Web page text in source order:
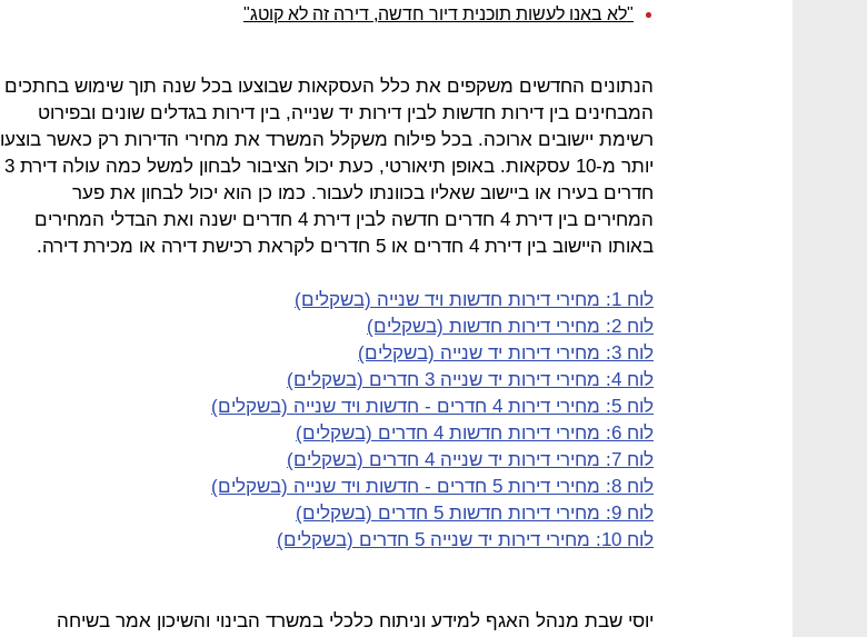
"לא באנו לעשות תוכנית דיור חדשה, דירה זה לא קוטג"
הנתונים החדשים משקפים את כלל העסקאות שבוצעו בכל שנה תוך שימוש בחתכים
המבחינים בין דירות חדשות לבין דירות יד שנייה, בין דירות בגדלים שונים ובפירוט
רשימת יישובים ארוכה. בכל פילוח משקלל המשרד את מחירי הדירות רק כאשר בוצעו
יותר מ-10 עסקאות. באופן תיאורטי, כעת יכול הציבור לבחון למשל כמה עולה דירת 3
חדרים בעירו או ביישוב שאליו בכוונתו לעבור. כמו כן הוא יכול לבחון את פער
המחירים בין דירת 4 חדרים חדשה לבין דירת 4 חדרים ישנה ואת הבדלי המחירים
באותו היישוב בין דירת 4 חדרים או 5 חדרים לקראת רכישת דירה או מכירת דירה.
לוח 1: מחירי דירות חדשות ויד שנייה (בשקלים)
לוח 2: מחירי דירות חדשות (בשקלים)
לוח 3: מחירי דירות יד שנייה (בשקלים)
לוח 4: מחירי דירות יד שנייה 3 חדרים (בשקלים)
לוח 5: מחירי דירות 4 חדרים - חדשות ויד שנייה (בשקלים)
לוח 6: מחירי דירות חדשות 4 חדרים (בשקלים)
לוח 7: מחירי דירות יד שנייה 4 חדרים (בשקלים)
לוח 8: מחירי דירות 5 חדרים - חדשות ויד שנייה (בשקלים)
לוח 9: מחירי דירות חדשות 5 חדרים (בשקלים)
לוח 10: מחירי דירות יד שנייה 5 חדרים (בשקלים)
יוסי שבת מנהל האגף למידע וניתוח כלכלי במשרד הבינוי והשיכון אמר בשיחה